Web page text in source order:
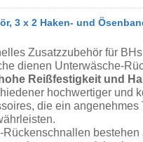
3 x 2 Haken- und
Zusatzzubehör für
dienen Unterwäsche-
Reißfestigkeit und
hochwertiger und
die ein